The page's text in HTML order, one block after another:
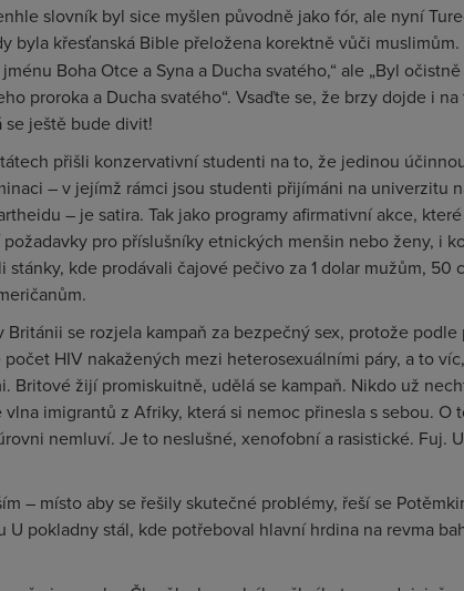
slovník byl sice myšlen původně jako fór, ale nyní
byla křesťanská Bible přeložena korektně vůči
Boha Otce a Syna a Ducha svatého,“ ale „Byl
proroka a Ducha svatého“. Vsaďte se, že brzy dojde i
se ještě bude divit!
přišli konzervativní studenti na to, že jedinou
– v jejímž rámci jsou studenti přijímáni na univerzitu
– je satira. Tak jako programy afirmativní akce,
pro příslušníky etnických menšin nebo ženy, i
stánky, kde prodávali čajové pečivo za 1 dolar mužům, 50
Británii se rozjela kampaň za bezpečný sex, protože podle
HIV nakažených mezi heterosexuálními páry, a to
Britové žijí promiskuitně, udělá se kampaň. Nikdo už
imigrantů z Afriky, která si nemoc přinesla s sebou. O
nemluví. Je to neslušné, xenofobní a rasistické. Fuj.
– místo aby se řešily skutečné problémy, řeší se
U pokladny stál, kde potřeboval hlavní hrdina na revma